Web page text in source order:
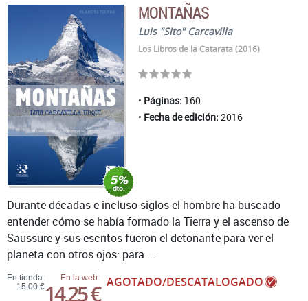
MONTAÑAS
Luis "Sito" Carcavilla
Los Libros de la Catarata (2016)
Páginas: 160
Fecha de edición: 2016
En tienda:
15,00 €
En la web:
14,25 € AGOTADO/DESCATALOGADO
Durante décadas e incluso siglos el hombre ha buscado
entender cómo se había formado la Tierra y el ascenso de
Saussure y sus escritos fueron el detonante para ver el
planeta con otros ojos: para ...